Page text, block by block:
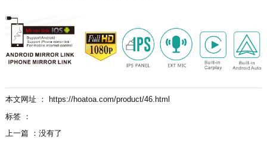
本文网址 ： https://hoatoa.com/product/46.html
标签 ：
上一篇 ： 没有了